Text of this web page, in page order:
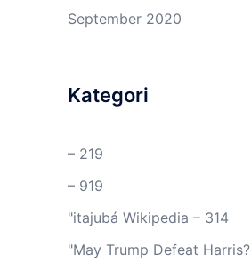
September 2020
Kategori
– 219
– 919
"itajubá Wikipedia – 314
"May Trump Defeat Harris?